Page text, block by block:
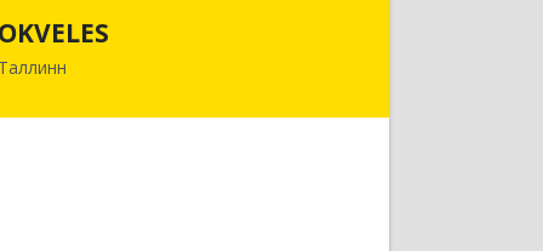
OKVELES
Таллинн
12915, Эстония, Таллинн, Лаки, 15-218